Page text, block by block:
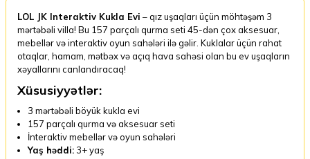
LOL JK Interaktiv Kukla Evi – qız uşaqları üçün möhtəşəm 3
mərtəbəli villa! Bu 157 parçalı qurma seti 45-dən çox aksesuar,
mebellər və interaktiv oyun sahələri ilə gəlir. Kuklalar üçün rahat
otaqlar, hamam, mətbəx və açıq hava sahəsi olan bu ev uşaqların
xəyallarını canlandıracaq!
Xüsusiyyətlər:
3 mərtəbəli böyük kukla evi
157 parçalı qurma və aksesuar seti
İnteraktiv mebellər və oyun sahələri
Yaş həddi: 3+ yaş